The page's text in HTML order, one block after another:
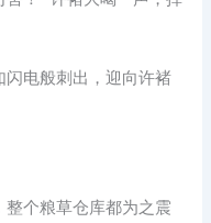
闪电般刺出，迎向许褚
个粮草仓库都为之震